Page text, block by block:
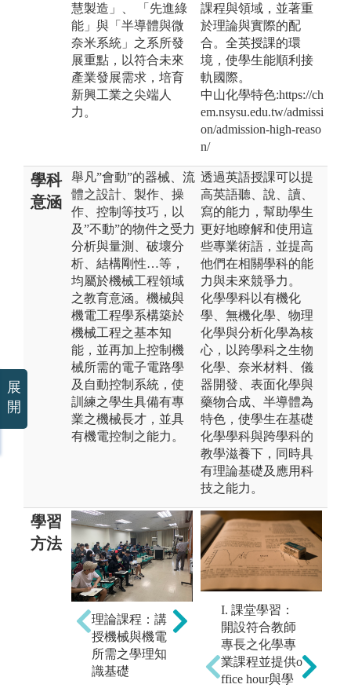
慧製造」、 「先進綠
能」與「半導體與微
奈米系統」之系所發
展重點，以符合未來
產業發展需求，培育
新興工業之尖端人
力。
課程與領域，並著重
於理論與實際的配
合。全英授課的環
境，使學生能順利接
軌國際。
中山化學特色:https://ch
em.nsysu.edu.tw/admissi
on/admission-high-reaso
n/
學科
意涵
舉凡”會動”的器械、流
體之設計、製作、操
作、控制等技巧，以
及”不動”的物件之受力
分析與量測、破壞分
析、結構剛性…等，
均屬於機械工程領域
之教育意涵。機械與
機電工程學系構築於
機械工程之基本知
能，並再加上控制機
械所需的電子電路學
及自動控制系統，使
訓練之學生具備有專
業之機械長才，並具
有機電控制之能力。
透過英語授課可以提
高英語聽、說、讀、
寫的能力，幫助學生
更好地瞭解和使用這
些專業術語，並提高
他們在相關學科的能
力與未來競爭力。
化學學科以有機化
學、無機化學、物理
化學與分析化學為核
心，以跨學科之生物
化學、奈米材料、儀
器開發、表面化學與
藥物合成、半導體為
特色，使學生在基礎
化學學科與跨學科的
教學滋養下，同時具
有理論基礎及應用科
技之能力。
學習
方法
理論課程：講
授機械與機電
所需之學理知
識基礎
實驗操作：透
過六大實驗的
操作與討論，
驗證課堂所教
授的理論。
I. 課堂學習：
開設符合教師
專長之化學專
業課程並提供o
ffice hour與學
展
開